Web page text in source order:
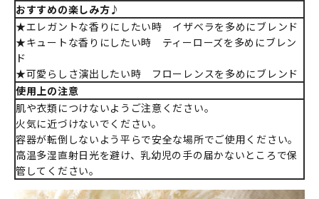
おすすめの楽しみ方♪
★エレガントな香りにしたい時 イザベラを多めにブレンド
★キュートな香りにしたい時 ティーローズを多めにブレン
ド
★可愛らしさ演出したい時 フローレンスを多めにブレンド
使用上の注意
肌や衣類につけないようご注意ください。
火気に近づけないでください。
容器が転倒しないよう平らで安全な場所でご使用ください。
高温多湿直射日光を避け、乳幼児の手の届かないところで保
管してください。